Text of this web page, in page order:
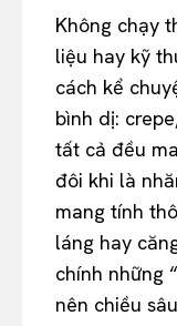
Không chạy
liệu hay kỹ
cách kể
bình dị:
tất cả đều
đôi khi là
mang tính
láng hay
chính những
nên chiều